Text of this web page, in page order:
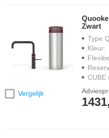
Vergelijk
Zwart
Type
Kleur:
CUBE